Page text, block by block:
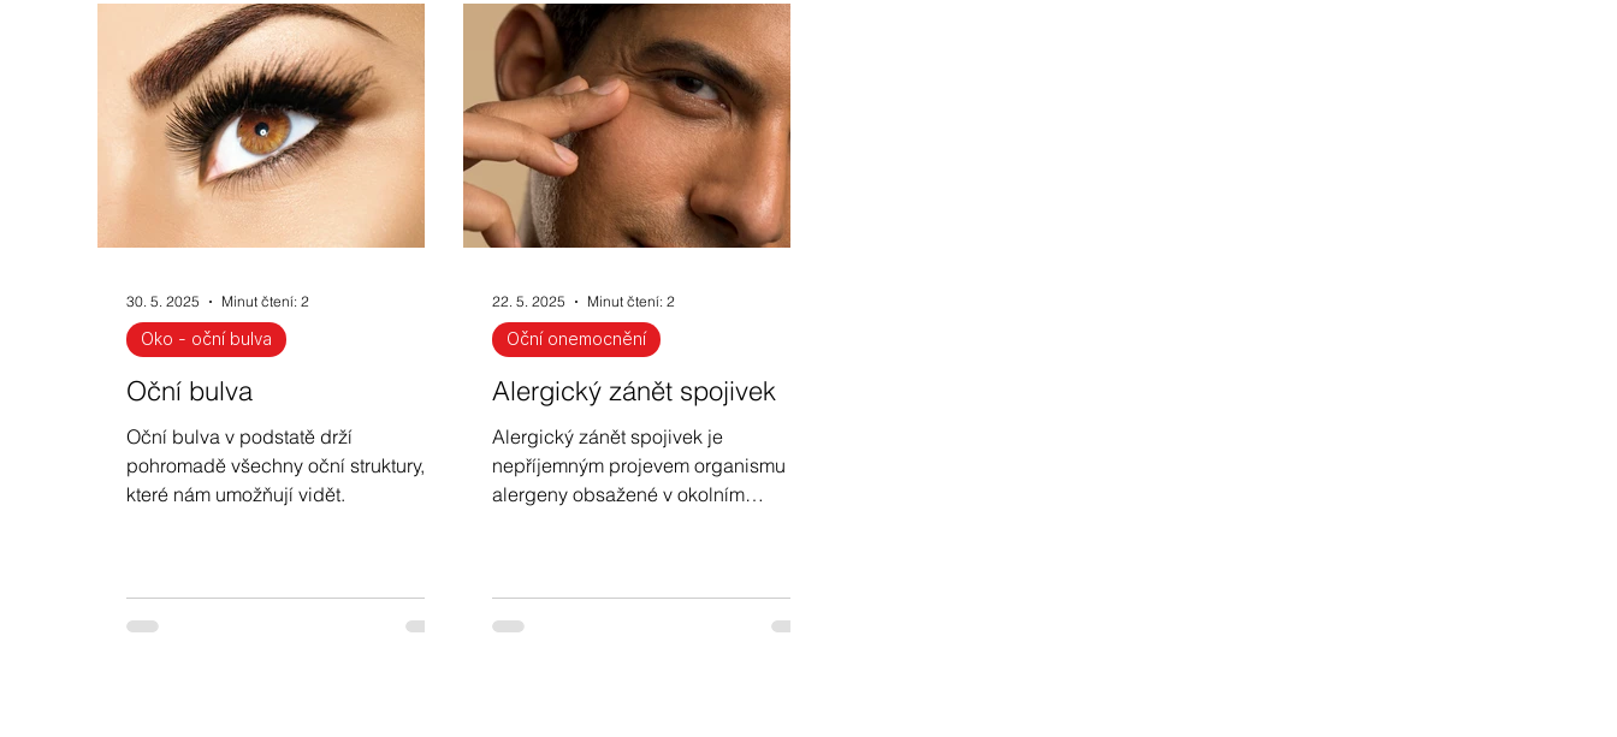
Oční bulva
Oční bulva v podstatě drží
pohromadě všechny oční struktury,
které nám umožňují vidět.
Oko - oční bulva
30. 5. 2025 Minut čtení: 2
Alergický zánět spojivek
Alergický zánět spojivek je
nepříjemným projevem organismu na
alergeny obsažené v okolním
Oční onemocnění
22. 5. 2025 Minut čtení: 2